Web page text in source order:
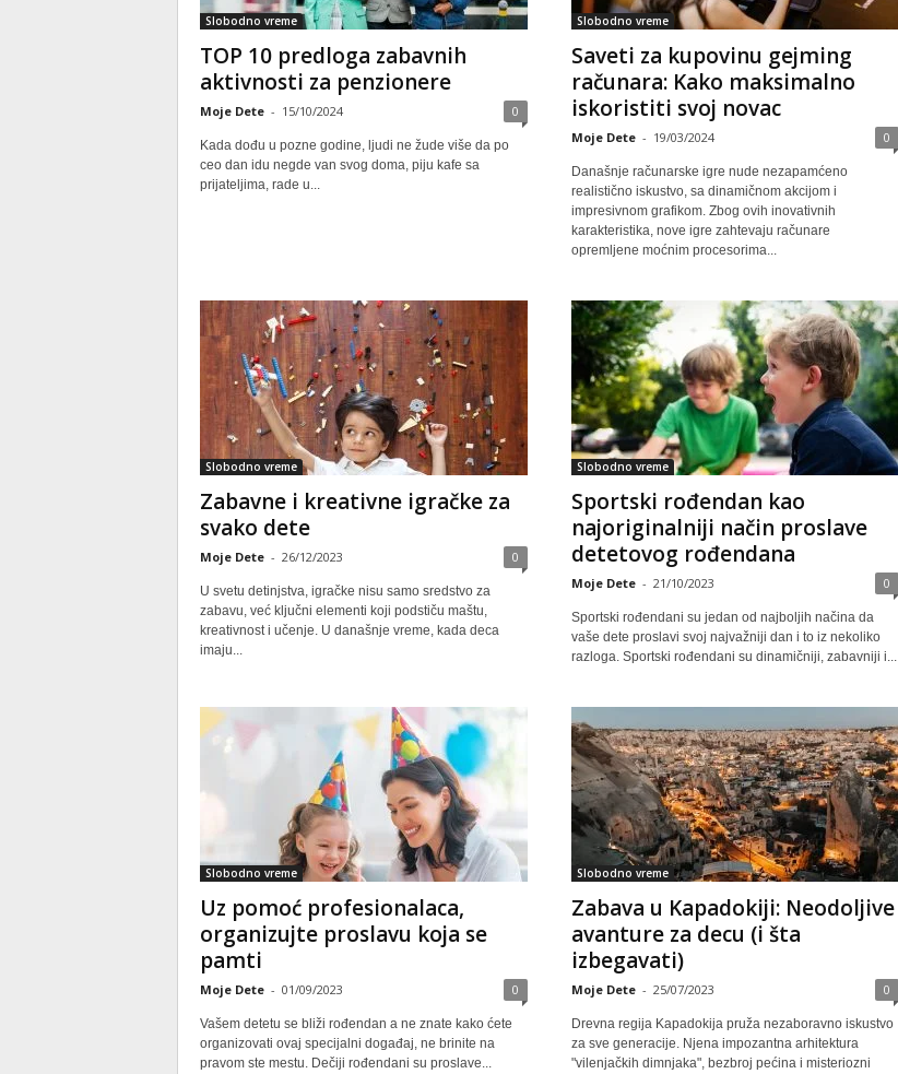
Slobodno vreme
TOP 10 predloga zabavnih
aktivnosti za penzionere
Moje Dete - 15/10/2024 0
Kada dođu u pozne godine, ljudi ne žude više da po
ceo dan idu negde van svog doma, piju kafe sa
prijateljima, rade u...
Slobodno vreme
Saveti za kupovinu gejming
računara: Kako maksimalno
iskoristiti svoj novac
Moje Dete - 19/03/2024 0
Današnje računarske igre nude nezapamćeno
realistično iskustvo, sa dinamičnom akcijom i
impresivnom grafikom. Zbog ovih inovativnih
karakteristika, nove igre zahtevaju računare
opremljene moćnim procesorima...
Slobodno vreme
Zabavne i kreativne igračke za
svako dete
Moje Dete - 26/12/2023 0
U svetu detinjstva, igračke nisu samo sredstvo za
zabavu, već ključni elementi koji podstiču maštu,
kreativnost i učenje. U današnje vreme, kada deca
imaju...
Slobodno vreme
Sportski rođendan kao
najoriginalniji način proslave
detetovog rođendana
Moje Dete - 21/10/2023 0
Sportski rođendani su jedan od najboljih načina da
vaše dete proslavi svoj najvažniji dan i to iz nekoliko
razloga. Sportski rođendani su dinamičniji, zabavniji i...
Slobodno vreme
Uz pomoć profesionalaca,
organizujte proslavu koja se
pamti
Moje Dete - 01/09/2023 0
Vašem detetu se bliži rođendan a ne znate kako ćete
organizovati ovaj specijalni događaj, ne brinite na
pravom ste mestu. Dečiji rođendani su proslave...
Slobodno vreme
Zabava u Kapadokiji: Neodoljive
avanture za decu (i šta
izbegavati)
Moje Dete - 25/07/2023 0
Drevna regija Kapadokija pruža nezaboravno iskustvo
za sve generacije. Njena impozantna arhitektura
"vilenjačkih dimnjaka", bezbroj pećina i misteriozni